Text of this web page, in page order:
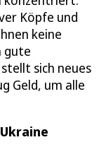
Köpfe und
keine
gute
sich neues
Geld, um alle